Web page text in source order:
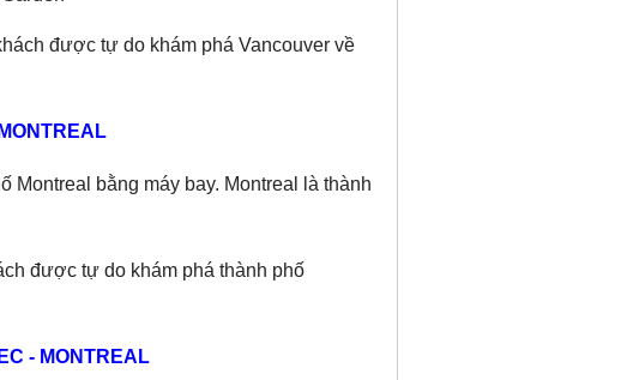
được tự do khám phá Vancouver về
Montreal bằng máy bay. Montreal là thành
được tự do khám phá thành phố
- MONTREAL